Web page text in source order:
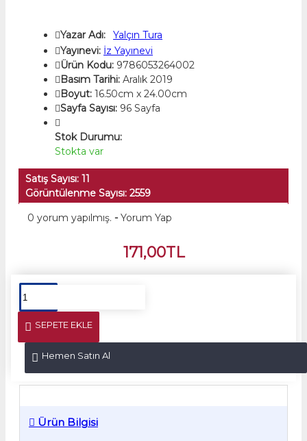
Yazar Adı:
Yalçın Tura
Yayınevi: İz Yayınevi
Ürün Kodu: 9786053264002
Basım Tarihi: Aralık 2019
Boyut: 16.50cm x 24.00cm
Sayfa Sayısı: 96 Sayfa
Stok Durumu:
Stokta var
Satış Sayısı: 11
Görüntülenme Sayısı: 2559
0 yorum yapılmış. - Yorum Yap
171,00TL
SEPETE EKLE
Hemen Satın Al
Ürün Bilgisi